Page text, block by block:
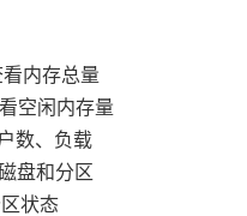
看内存总量
看空闲内存量
数、负载
盘和分区
状态